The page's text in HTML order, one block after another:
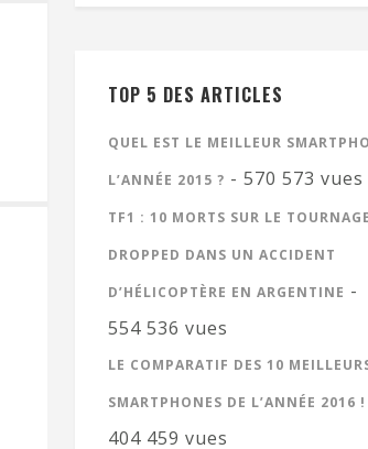
TOP 5 DES ARTICLES
QUEL EST LE MEILLEUR
L’ANNÉE 2015 ? - 570 573 vues
TF1 : 10 MORTS SUR LE
DROPPED DANS UN ACCIDENT
D’HÉLICOPTÈRE EN ARGENTINE -
554 536 vues
LE COMPARATIF DES 10
SMARTPHONES DE L’ANNÉE 2016 !
404 459 vues